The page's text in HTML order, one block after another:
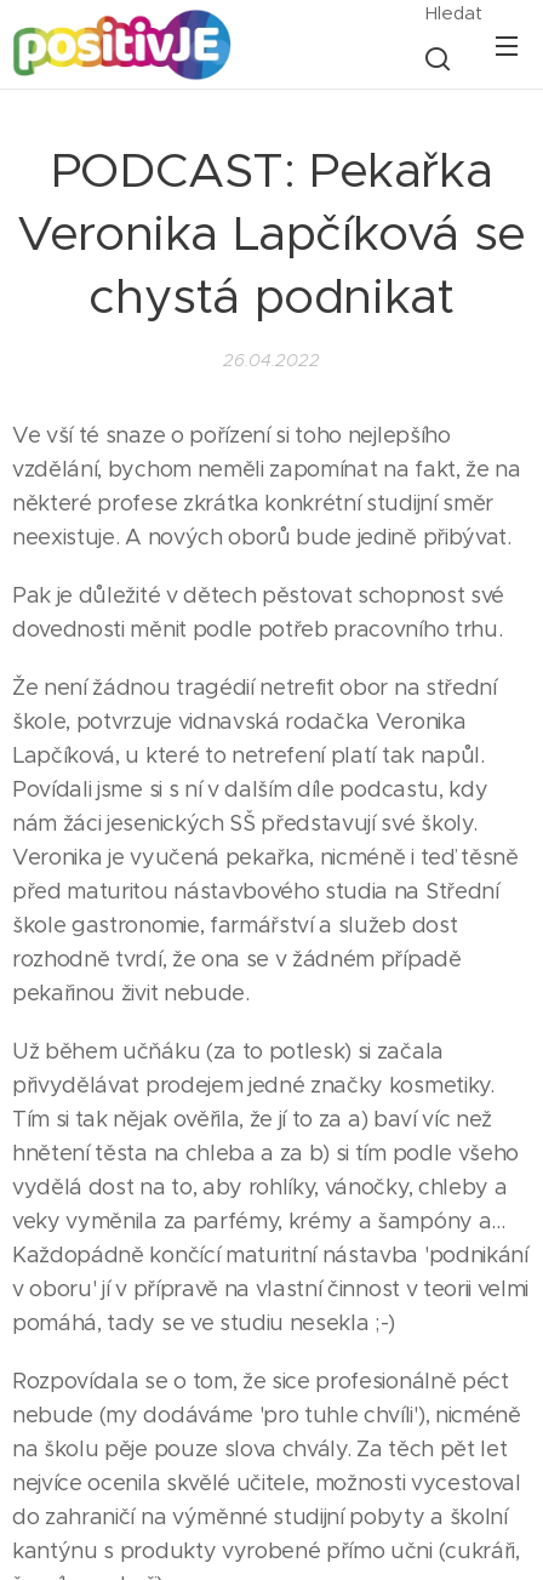
Hledat
PODCAST: Pekařka
Veronika Lapčíková se
chystá podnikat
26.04.2022
Ve vší té snaze o pořízení si toho nejlepšího
vzdělání, bychom neměli zapomínat na fakt, že na
některé profese zkrátka konkrétní studijní směr
neexistuje. A nových oborů bude jedině přibývat.
Pak je důležité v dětech pěstovat schopnost své
dovednosti měnit podle potřeb pracovního trhu.
Že není žádnou tragédií netrefit obor na střední
škole, potvrzuje vidnavská rodačka Veronika
Lapčíková, u které to netrefení platí tak napůl.
Povídali jsme si s ní v dalším díle podcastu, kdy
nám žáci jesenických SŠ představují své školy.
Veronika je vyučená pekařka, nicméně i teď těsně
před maturitou nástavbového studia na Střední
škole gastronomie, farmářství a služeb dost
rozhodně tvrdí, že ona se v žádném případě
pekařinou živit nebude.
Už během učňáku (za to potlesk) si začala
přivydělávat prodejem jedné značky kosmetiky.
Tím si tak nějak ověřila, že jí to za a) baví víc než
hnětení těsta na chleba a za b) si tím podle všeho
vydělá dost na to, aby rohlíky, vánočky, chleby a
veky vyměnila za parfémy, krémy a šampóny a...
Každopádně končící maturitní nástavba 'podnikání
v oboru' jí v přípravě na vlastní činnost v teorii velmi
pomáhá, tady se ve studiu nesekla ;-)
Rozpovídala se o tom, že sice profesionálně péct
nebude (my dodáváme 'pro tuhle chvíli'), nicméně
na školu pěje pouze slova chvály. Za těch pět let
nejvíce ocenila skvělé učitele, možnosti vycestoval
do zahraničí na výměnné studijní pobyty a školní
kantýnu s produkty vyrobené přímo učni (cukráři,